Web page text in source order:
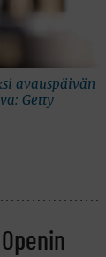
avauspäivän
Getty